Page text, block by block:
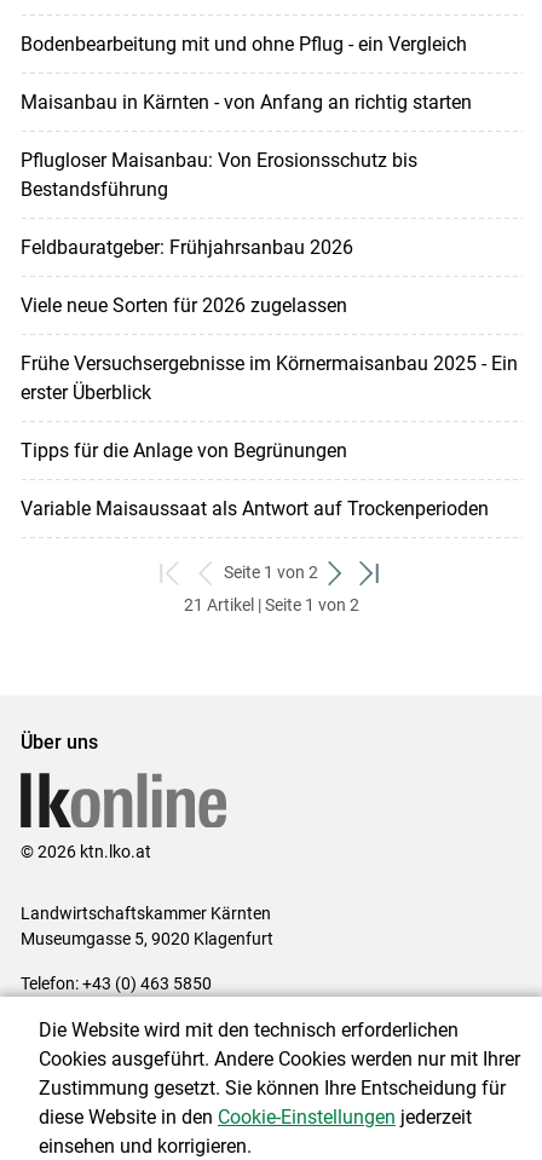
Bodenbearbeitung mit und ohne Pflug - ein Vergleich
Maisanbau in Kärnten - von Anfang an richtig starten
Pflugloser Maisanbau: Von Erosionsschutz bis
Bestandsführung
Feldbauratgeber: Frühjahrsanbau 2026
Viele neue Sorten für 2026 zugelassen
Frühe Versuchsergebnisse im Körnermaisanbau 2025 - Ein
erster Überblick
Tipps für die Anlage von Begrünungen
Variable Maisaussaat als Antwort auf Trockenperioden
zum
ersten
zurück
zum
Seite 1 von 2
weiter
zum
zum
21 Artikel | Seite 1 von 2
Über uns
© 2026 ktn.lko.at
Landwirtschaftskammer Kärnten
Museumgasse 5, 9020 Klagenfurt
Telefon: +43 (0) 463 5850
Impressum|Kontakt|Datenschutzerklärung|Barrierefreiheit|
Cookie-Einstellungen
Die Website wird mit den technisch erforderlichen
Cookies ausgeführt. Andere Cookies werden nur mit Ihrer
Zustimmung gesetzt. Sie können Ihre Entscheidung für
diese Website in den Cookie-Einstellungen jederzeit
einsehen und korrigieren.